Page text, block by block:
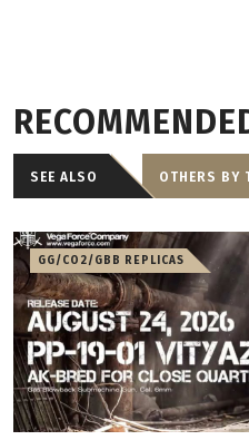
SEE ALSO OTHERS BY
GG/CO2/GBB REPLICAS